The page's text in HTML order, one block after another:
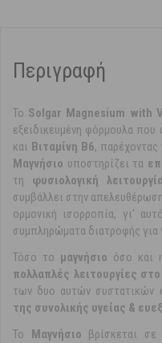
Περιγραφή
Το Solgar Magnesium with
εξειδικευμένη φόρμουλα που
και Βιταμίνη Β6,
Μαγνήσιο υποστηρίζει τα
τη φυσιολογική
συμβάλλει στην
ορμονική ισορροπία, γι'
συμπληρώματα διατροφής για
Τόσο το μαγνήσιο όσο και
πολλαπλές λειτουργίες
των δυο αυτών συστατικών
της συνολικής υγείας &
Το Μαγνήσιο βρίσκεται